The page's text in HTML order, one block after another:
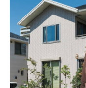
複雑な権利関
進め方